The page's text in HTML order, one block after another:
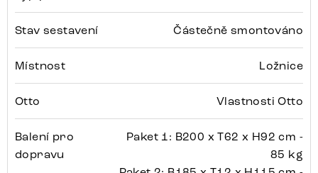
Stav sestavení Částečně smontováno
Místnost Ložnice
Otto Vlastnosti Otto
Balení pro
dopravu
Paket 1: B200 x T62 x H92 cm -
85 kg